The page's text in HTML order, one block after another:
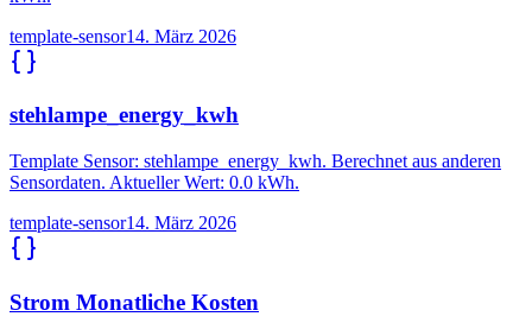
template-sensor14. März 2026
stehlampe_energy_kwh
Template Sensor: stehlampe_energy_kwh. Berechnet aus anderen
Sensordaten. Aktueller Wert: 0.0 kWh.
template-sensor14. März 2026
Strom Monatliche Kosten